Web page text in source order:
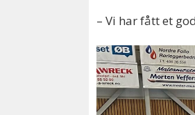
– Vi har fått et